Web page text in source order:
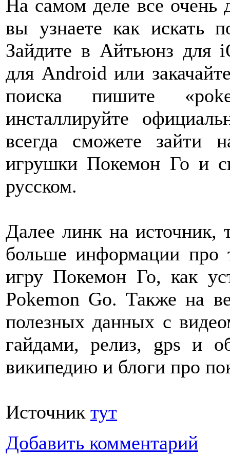
На самом деле все очень
вы узнаете как искать
Зайдите в Айтьюнз для
для Android или
поиска пишите
инсталлируйте
всегда cможете зайти
игрушки Покемон Го и
русском.
Далее линк на источник,
больше информации про
игру Покемон Го, как
Pokemon Go. Также на
полезных данных с
гайдами, релиз, gps и
википедию и блоги про
Источник тут
Добавить комментарий